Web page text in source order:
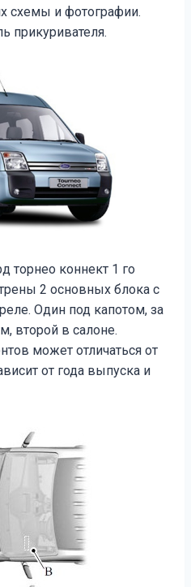
схемы и фотографии.
прикуривателя.
торнео коннект 1 го
2 основных блока с
Один под капотом, за
второй в салоне.
может отличаться от
от года выпуска и